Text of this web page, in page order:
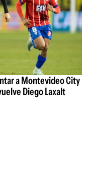
a Montevideo City
Diego Laxalt